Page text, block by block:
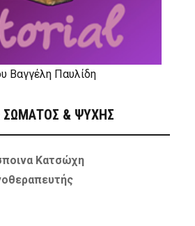
Βαγγέλη Παυλίδη
ΣΩΜΑΤΟΣ & ΨΥΧΗΣ
Κατσώχη